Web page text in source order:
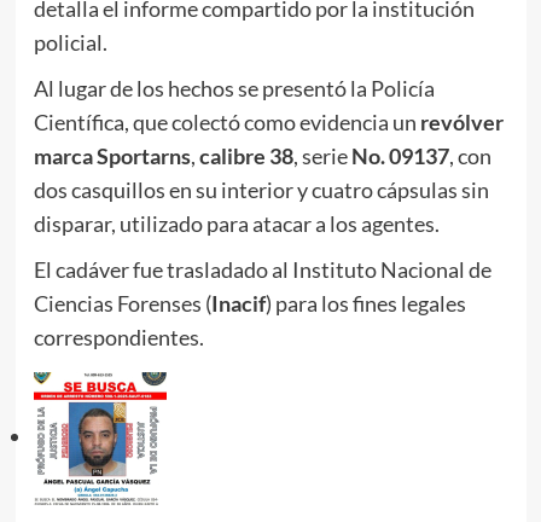
detalla el informe compartido por la institución
policial.
Al lugar de los hechos se presentó la Policía
Científica, que colectó como evidencia un revólver
marca Sportarns,calibre 38, serieNo. 09137, con
dos casquillos en su interior y cuatro cápsulas sin
disparar, utilizado para atacar a los agentes.
El cadáver fue trasladado al Instituto Nacional de
Ciencias Forenses (Inacif) para los fines legales
correspondientes.